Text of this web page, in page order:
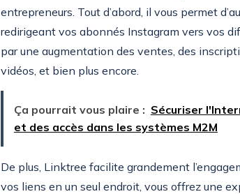
entrepreneurs. Tout d’abord, il vous permet
redirigeant vos abonnés Instagram vers vos
par une augmentation des ventes, des
vidéos, et bien plus encore.
Ça pourrait vous plaire : Sécuriser
et des accès dans les systèmes M2M
De plus, Linktree facilite grandement
vos liens en un seul endroit, vous offrez une